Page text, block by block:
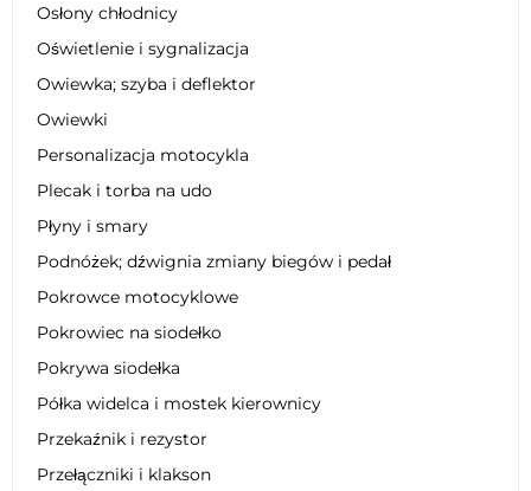
Osłony chłodnicy
Oświetlenie i sygnalizacja
Owiewka; szyba i deflektor
Owiewki
Personalizacja motocykla
Plecak i torba na udo
Płyny i smary
Podnóżek; dźwignia zmiany biegów i pedał
Pokrowce motocyklowe
Pokrowiec na siodełko
Pokrywa siodełka
Półka widelca i mostek kierownicy
Przekaźnik i rezystor
Przełączniki i klakson